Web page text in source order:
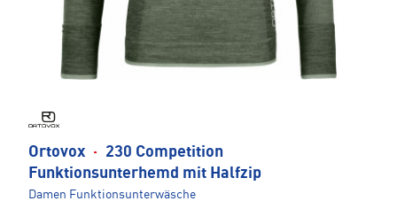
Ortovox ·
230 Competition
Funktionsunterhemd mit Halfzip
Damen Funktionsunterwäsche